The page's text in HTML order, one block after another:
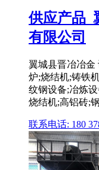
供应产品_
有限公司
翼城县晋冶冶金
炉;烧结机;铸铁
纹钢设备;冶炼
烧结机;高铝砖;
联系电话: 180